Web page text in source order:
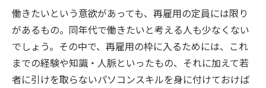
働きたいという意欲があっても、再雇用の定員には限り
があるもの。同年代で働きたいと考える人も少なくない
でしょう。その中で、再雇用の枠に入るためには、これ
までの経験や知識・人脈といったもの、それに加えて若
者に引けを取らないパソコンスキルを身に付けておけば